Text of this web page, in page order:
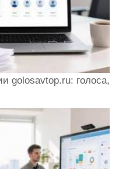
golosavtop.ru: голоса,